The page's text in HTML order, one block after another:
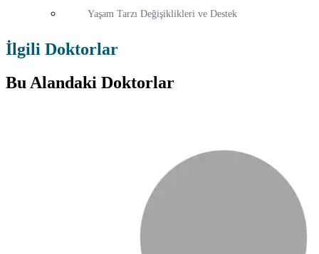
Yaşam Tarzı Değişiklikleri ve Destek
İlgili Doktorlar
Bu Alandaki Doktorlar